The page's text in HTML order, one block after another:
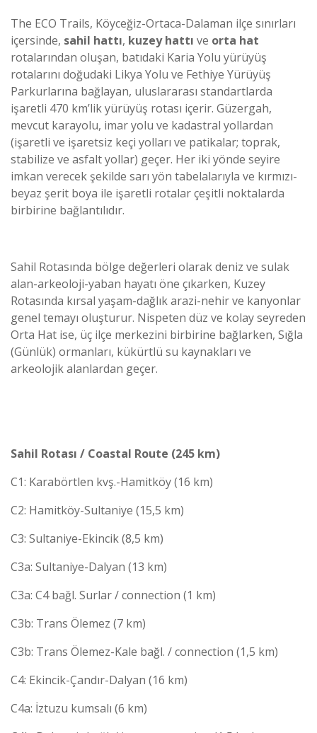
The ECO Trails, Köyceğiz-Ortaca-Dalaman ilçe sınırları
içersinde, sahil hattı, kuzey hattı ve orta hat
rotalarından oluşan, batıdaki Karia Yolu yürüyüş
rotalarını doğudaki Likya Yolu ve Fethiye Yürüyüş
Parkurlarına bağlayan, uluslararası standartlarda
işaretli 470 km’lik yürüyüş rotası içerir. Güzergah,
mevcut karayolu, imar yolu ve kadastral yollardan
(işaretli ve işaretsiz keçi yolları ve patikalar; toprak,
stabilize ve asfalt yollar) geçer. Her iki yönde seyire
imkan verecek şekilde sarı yön tabelalarıyla ve kırmızı-
beyaz şerit boya ile işaretli rotalar çeşitli noktalarda
birbirine bağlantılıdır.
Sahil Rotasında bölge değerleri olarak deniz ve sulak
alan-arkeoloji-yaban hayatı öne çıkarken, Kuzey
Rotasında kırsal yaşam-dağlık arazi-nehir ve kanyonlar
genel temayı oluşturur. Nispeten düz ve kolay seyreden
Orta Hat ise, üç ilçe merkezini birbirine bağlarken, Sığla
(Günlük) ormanları, kükürtlü su kaynakları ve
arkeolojik alanlardan geçer.
Sahil Rotası / Coastal Route (245 km)
C1: Karabörtlen kvş.-Hamitköy (16 km)
C2: Hamitköy-Sultaniye (15,5 km)
C3: Sultaniye-Ekincik (8,5 km)
C3a: Sultaniye-Dalyan (13 km)
C3a: C4 bağl. Surlar / connection (1 km)
C3b: Trans Ölemez (7 km)
C3b: Trans Ölemez-Kale bağl. / connection (1,5 km)
C4: Ekincik-Çandır-Dalyan (16 km)
C4a: İztuzu kumsalı (6 km)